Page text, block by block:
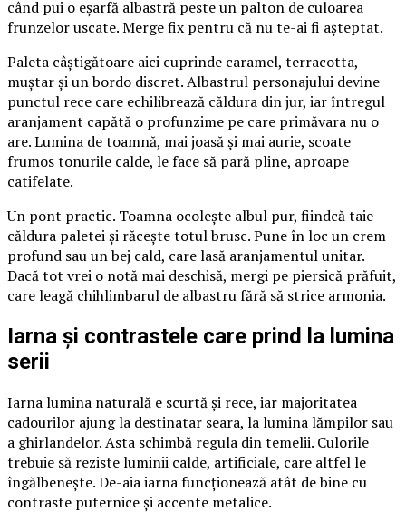
când pui o eșarfă albastră peste un palton de culoarea
frunzelor uscate. Merge fix pentru că nu te-ai fi așteptat.
Paleta câștigătoare aici cuprinde caramel, terracotta,
muștar și un bordo discret. Albastrul personajului devine
punctul rece care echilibrează căldura din jur, iar întregul
aranjament capătă o profunzime pe care primăvara nu o
are. Lumina de toamnă, mai joasă și mai aurie, scoate
frumos tonurile calde, le face să pară pline, aproape
catifelate.
Un pont practic. Toamna ocolește albul pur, fiindcă taie
căldura paletei și răcește totul brusc. Pune în loc un crem
profund sau un bej cald, care lasă aranjamentul unitar.
Dacă tot vrei o notă mai deschisă, mergi pe piersică prăfuit,
care leagă chihlimbarul de albastru fără să strice armonia.
Iarna și contrastele care prind la lumina
serii
Iarna lumina naturală e scurtă și rece, iar majoritatea
cadourilor ajung la destinatar seara, la lumina lămpilor sau
a ghirlandelor. Asta schimbă regula din temelii. Culorile
trebuie să reziste luminii calde, artificiale, care altfel le
îngălbenește. De-aia iarna funcționează atât de bine cu
contraste puternice și accente metalice.